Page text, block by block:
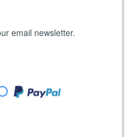
email newsletter.